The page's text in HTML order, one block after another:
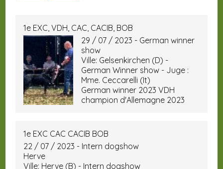
1e EXC, VDH, CAC, CACIB, BOB
29 / 07 / 2023 - German winner
show
Ville: Gelsenkirchen (D) -
German Winner show - Juge :
Mme. Ceccarelli (It)
German winner 2023 VDH
champion d'Allemagne 2023
1e EXC CAC CACIB BOB
22 / 07 / 2023 - Intern dogshow
Herve
Ville: Herve (B) - Intern dogshow